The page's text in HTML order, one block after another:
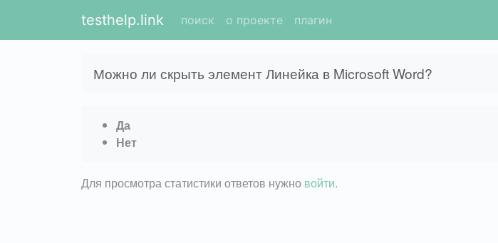
testhelp.link поиск о проекте плагин
Можно ли скрыть элемент Линейка в Microsoft Word?
Да
Нет
Для просмотра статистики ответов нужно войти.